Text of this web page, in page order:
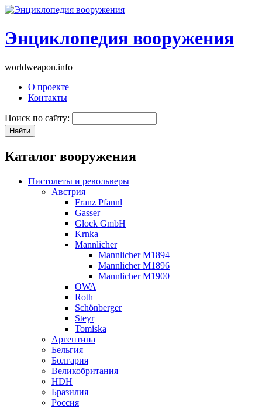
Энциклопедия вооружения
worldweapon.info
О проекте
Контакты
Поиск по сайту:
Каталог вооружения
Пистолеты и револьверы
Австрия
Franz Pfannl
Gasser
Glock GmbH
Krnka
Mannlicher
Mannlicher M1894
Mannlicher M1896
Mannlicher M1900
OWA
Roth
Schönberger
Steyr
Tomiska
Аргентина
Бельгия
Болгария
Великобритания
HDH
Бразилия
Россия